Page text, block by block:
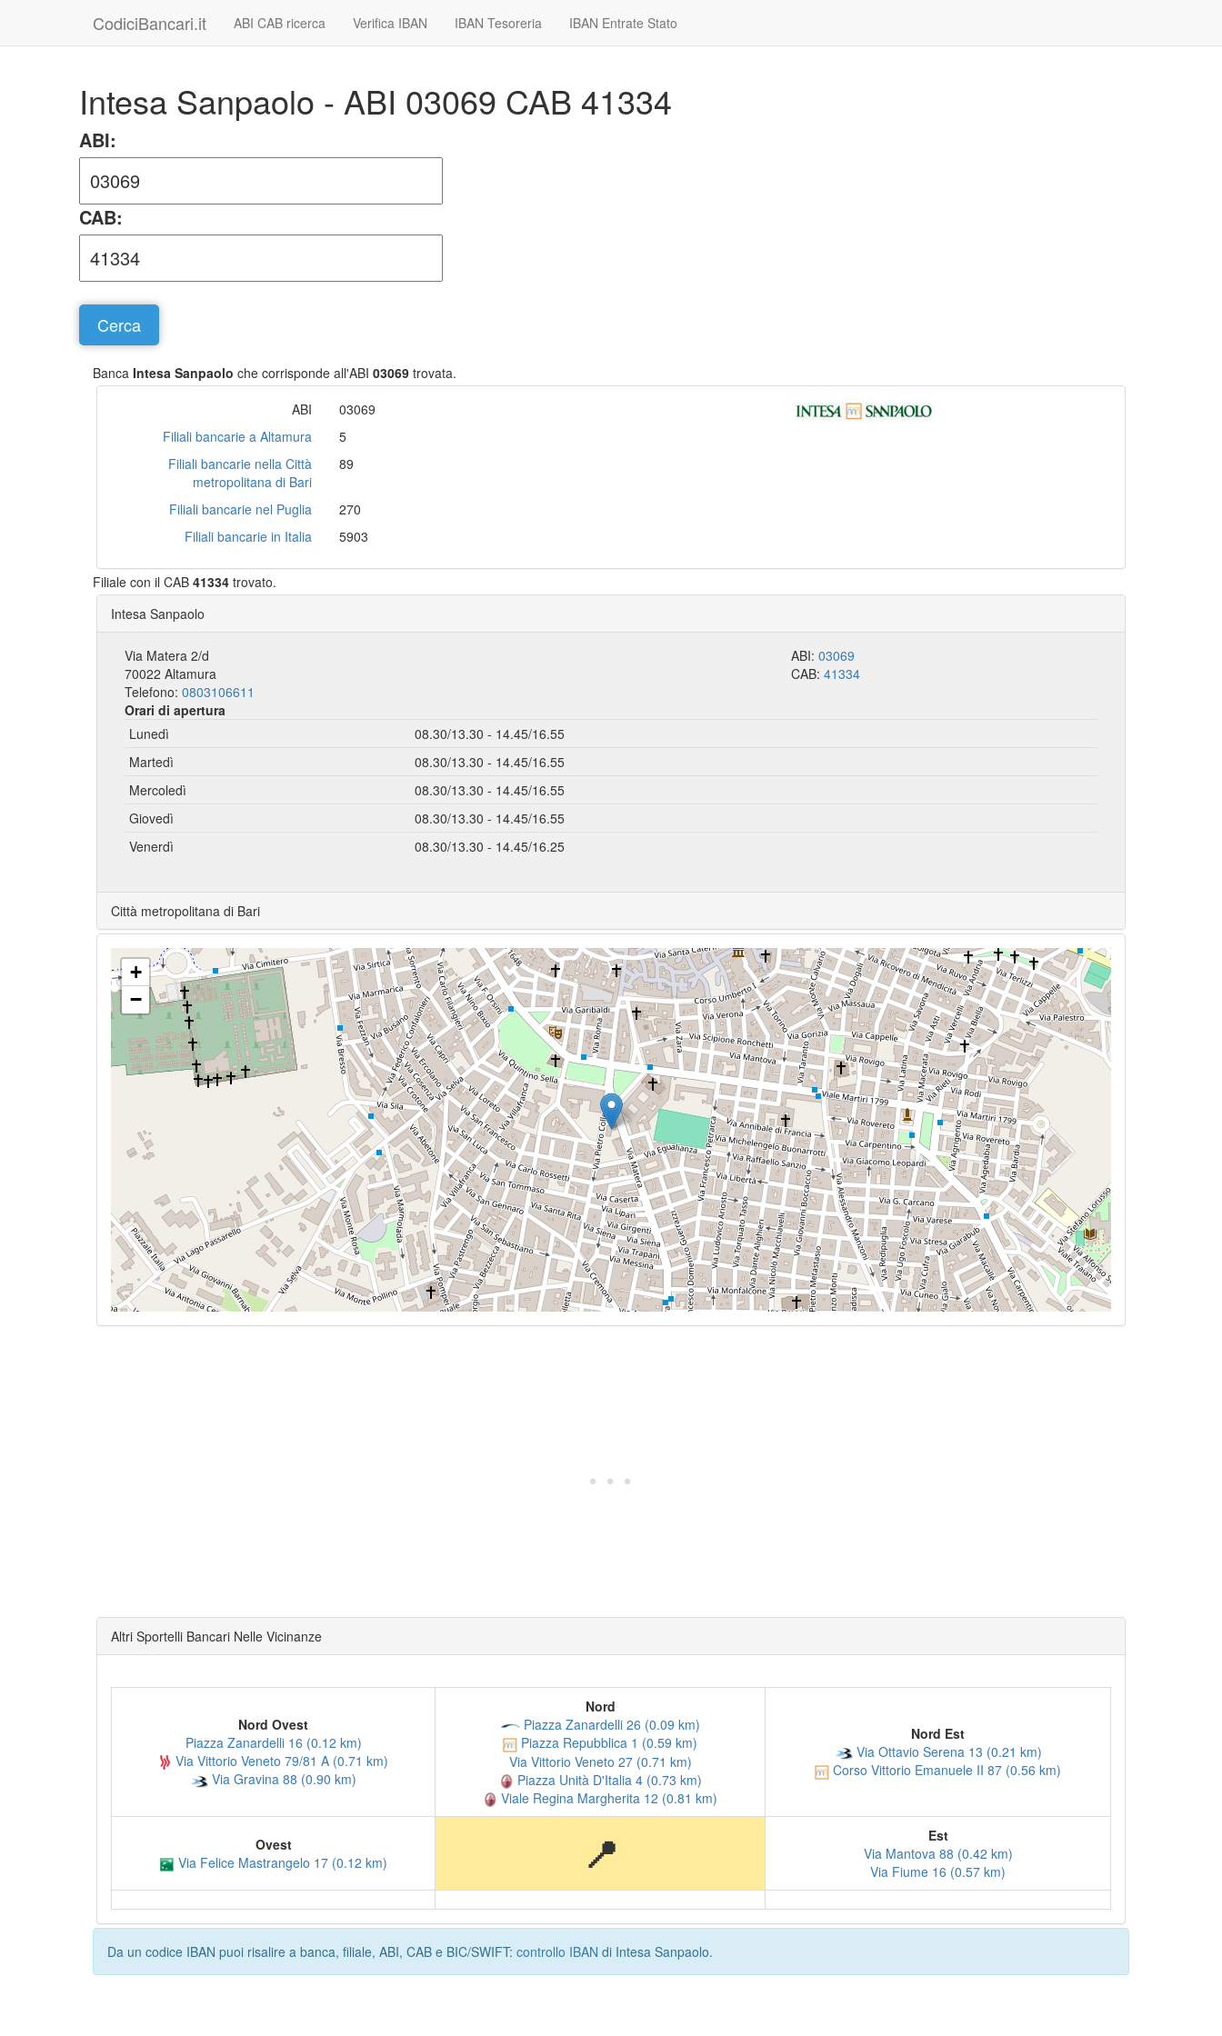
CodiciBancari.it ABI CAB ricerca Verifica IBAN IBAN Tesoreria IBAN Entrate Stato
Intesa Sanpaolo - ABI 03069 CAB 41334
ABI:
CAB:
Banca Intesa Sanpaolo che corrisponde all'ABI 03069 trovata.
ABI
03069
Filiali bancarie a Altamura
5
Filiali bancarie nella Città
metropolitana di Bari
89
Filiali bancarie nel Puglia
270
Filiali bancarie in Italia
5903
Filiale con il CAB 41334 trovato.
Intesa Sanpaolo
Via Matera 2/d
70022 Altamura
ABI:03069
CAB:41334
Telefono: 0803106611
Orari di apertura
Lunedì
08.30/13.30 - 14.45/16.55
Martedì
08.30/13.30 - 14.45/16.55
Mercoledì
08.30/13.30 - 14.45/16.55
Giovedì
08.30/13.30 - 14.45/16.55
Venerdì
08.30/13.30 - 14.45/16.25
Città metropolitana di Bari
+
−
Altri Sportelli Bancari Nelle Vicinanze
Nord Ovest
Piazza Zanardelli 16 (0.12 km)
Via Vittorio Veneto 79/81 A (0.71 km)
Via Gravina 88 (0.90 km)
Nord
Piazza Zanardelli 26 (0.09 km)
Piazza Repubblica 1 (0.59 km)
Via Vittorio Veneto 27 (0.71 km)
Piazza Unità D'Italia 4 (0.73 km)
Viale Regina Margherita 12 (0.81 km)
Nord Est
Via Ottavio Serena 13 (0.21 km)
Corso Vittorio Emanuele II 87 (0.56 km)
Ovest
Via Felice Mastrangelo 17 (0.12 km)
📍
Est
Via Mantova 88 (0.42 km)
Via Fiume 16 (0.57 km)
Da un codice IBAN puoi risalire a banca, filiale, ABI, CAB e BIC/SWIFT: controllo IBAN di Intesa Sanpaolo.